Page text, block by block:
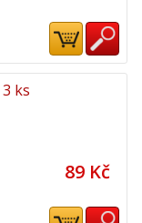
ks
89 Kč